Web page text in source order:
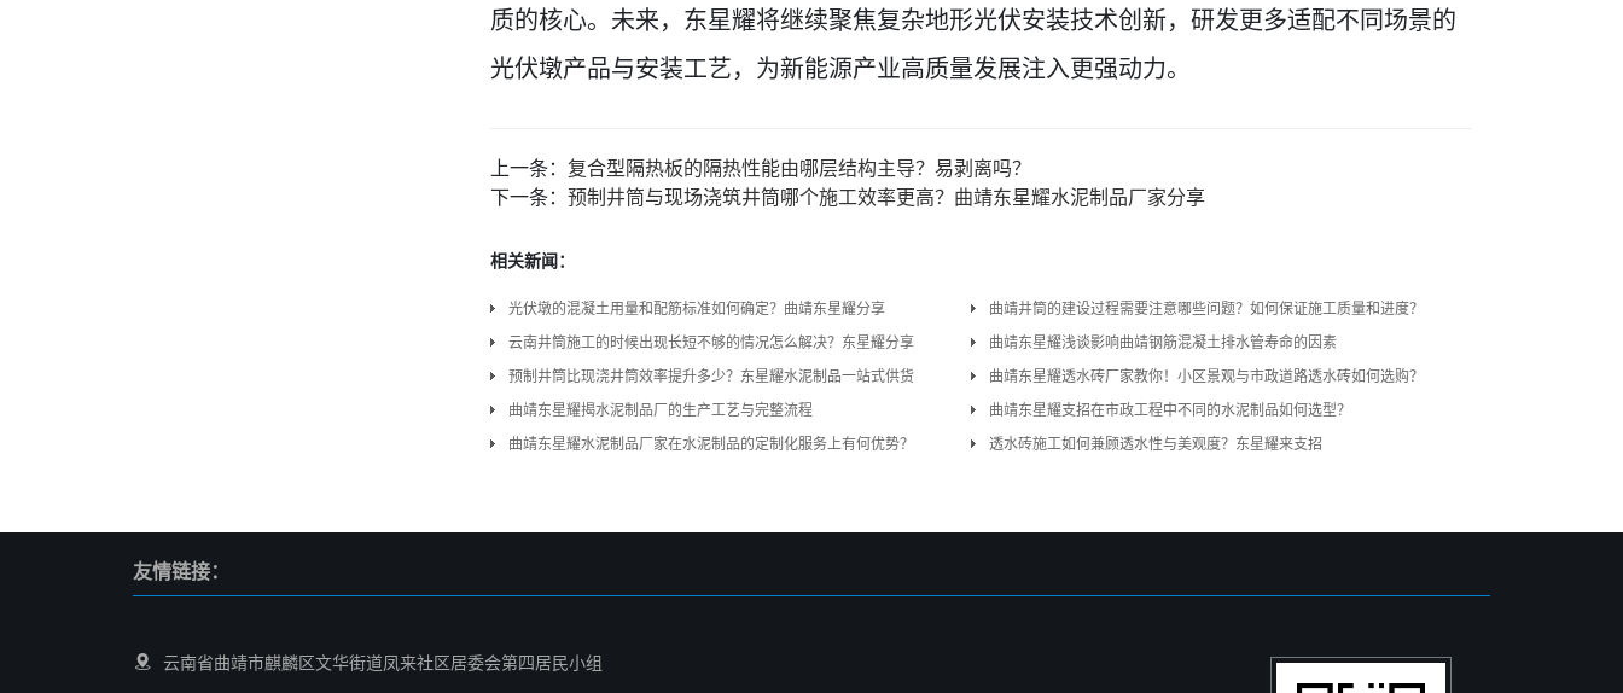
质的核心。未来，东星耀将继续聚焦复杂地形光伏安装技术创新，研发更多适配不同场景的
光伏墩产品与安装工艺，为新能源产业高质量发展注入更强动力。
上一条： 复合型隔热板的隔热性能由哪层结构主导？易剥离吗？
下一条： 预制井筒与现场浇筑井筒哪个施工效率更高？曲靖东星耀水泥制品厂家分享
相关新闻：
光伏墩的混凝土用量和配筋标准如何确定？曲靖东星耀分享
曲靖井筒的建设过程需要注意哪些问题？如何保证施工质量和进度？
云南井筒施工的时候出现长短不够的情况怎么解决？东星耀分享
曲靖东星耀浅谈影响曲靖钢筋混凝土排水管寿命的因素
预制井筒比现浇井筒效率提升多少？东星耀水泥制品一站式供货
曲靖东星耀透水砖厂家教你！小区景观与市政道路透水砖如何选购？
曲靖东星耀揭水泥制品厂的生产工艺与完整流程
曲靖东星耀支招在市政工程中不同的水泥制品如何选型？
曲靖东星耀水泥制品厂家在水泥制品的定制化服务上有何优势？
透水砖施工如何兼顾透水性与美观度？东星耀来支招
友情链接：
云南省曲靖市麒麟区文华街道凤来社区居委会第四居民小组